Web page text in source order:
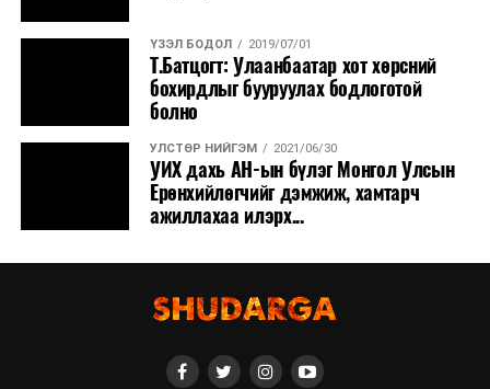
ҮЗЭЛ БОДОЛ 2019/07/01
Т.Батцогт: Улаанбаатар хот хөрсний
бохирдлыг бууруулах бодлоготой
болно
УЛСТӨР НИЙГЭМ 2021/06/30
УИХ дахь АН-ын бүлэг Монгол Улсын
Ерөнхийлөгчийг дэмжиж, хамтарч
ажиллахаа илэрх...